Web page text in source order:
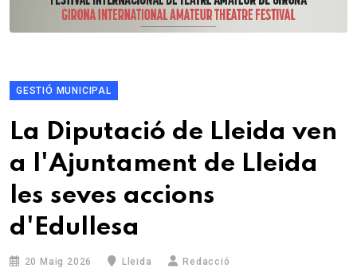
GESTIÓ MUNICIPAL
La Diputació de Lleida ven
a l'Ajuntament de Lleida
les seves accions
d'Edullesa
20 Maig 2026 Lleida Redacció